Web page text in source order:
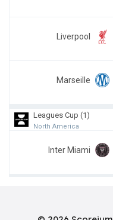
Liverpool
Marseille
Leagues Cup (1)
North America
Inter Miami